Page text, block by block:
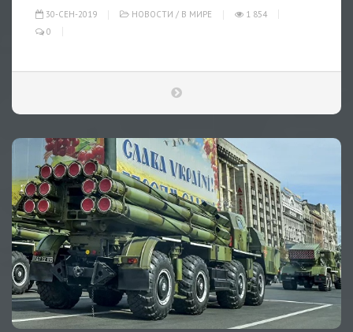
30-СЕН-2019 НОВОСТИ / В МИРЕ
1 854
0